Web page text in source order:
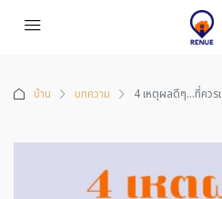
บ้าน บทความ 4 เหตุผลดีๆ…ที่ควร